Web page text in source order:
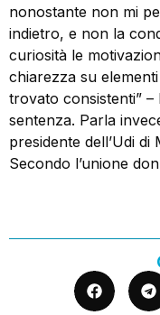
nonostante non mi
indietro, e non la
curiosità le
chiarezza su
trovato consistenti”
sentenza. Parla
presidente dell’Udi
Secondo l’unione